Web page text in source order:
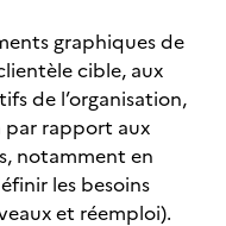
graphiques de
cible, aux
de l’organisation,
rapport aux
notamment en
les besoins
et réemploi).